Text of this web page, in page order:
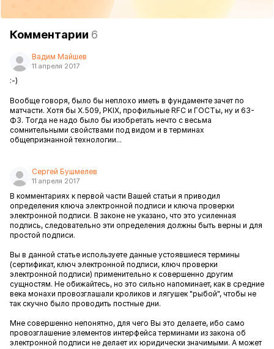
Комментарии 6
Вадим Майшев
11 апреля 2017
:-)
Вообще говоря, было бы неплохо иметь в фундаменте зачет по
матчасти. Хотя бы X.509, PKIX, профильные RFC и ГОСТы, ну и 63-
ФЗ. Тогда не надо было бы изобретать нечто с весьма
сомнительными свойствами под видом и в терминах
общепризнанной технологии...
Сергей Бушмелев
11 апреля 2017
В комментариях к первой части Вашей статьи я приводил
определения ключа электронной подписи и ключа проверки
электронной подписи. В законе не указано, что это усиленная
подпись, следовательно эти определения должны быть верны и для
простой подписи.
Вы в данной статье используете данные устоявшиеся термины
(сертификат, ключ электронной подписи, ключ проверки
электронной подписи) применительно к совершенно другим
сущностям. Не обижайтесь, но это сильно напоминает, как в средние
века монахи провозглашали кроликов и лягушек "рыбой", чтобы не
так скучно было проводить постные дни.
Мне совершенно непонятно, для чего Вы это делаете, ибо само
провозглашение элементов интерфейса терминами из закона об
электронной подписи не делает их юридически значимыми. А может